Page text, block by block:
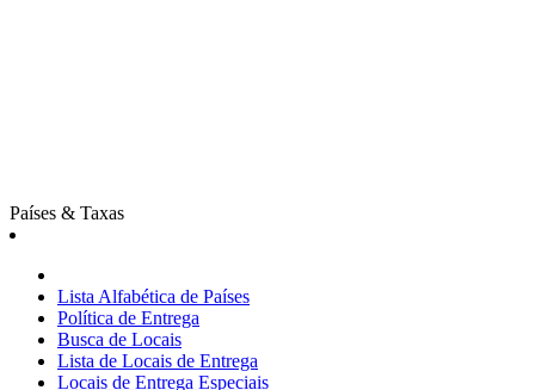
Países & Taxas
Lista Alfabética de Países
Política de Entrega
Busca de Locais
Lista de Locais de Entrega
Locais de Entrega Especiais